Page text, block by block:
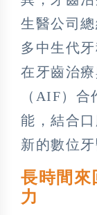
生醫公司
多中生代
在牙齒治
（AIF）
能，結合
新的數位牙
長時間
力